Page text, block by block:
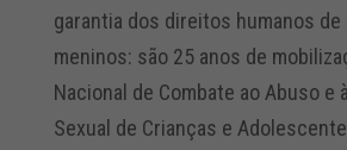
garantia dos direitos humanos de
meninos: são 25 anos de
Nacional de Combate ao Abuso e
Sexual de Crianças e